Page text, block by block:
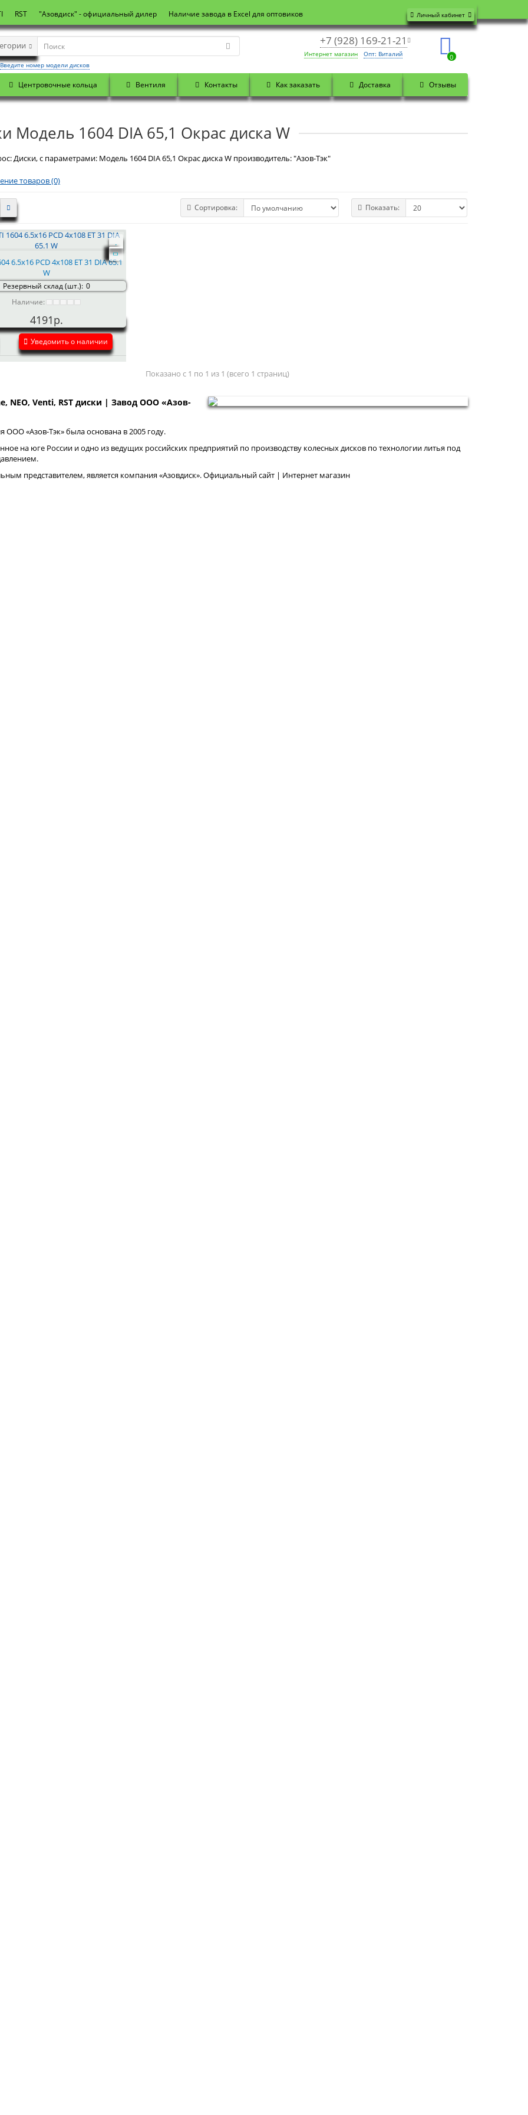
Личный кабинет
RST "Азовдиск" - официальный дилер Наличие завода в Excel для оптовиков
+7 (928) 169-21-21
Интернет магазин Опт: Виталий 0
Введите номер модели дисков
Центровочные кольца Вентиля Контакты Как заказать Доставка Отзывы
Модель 1604 DIA 65,1 Окрас диска W
Диски, с параметрами: Модель 1604 DIA 65,1 Окрас диска W производитель: "Азов-Тэк"
товаров (0)
Сортировка: Показать:
6.5x16 PCD 4x108 ET 31 DIA 65.1
W
Резервный склад (шт.): 0
Наличие:
4191р.
Уведомить о наличии
Показано с 1 по 1 из 1 (всего 1 страниц)
NEO, Venti, RST диски | Завод ООО «Азов-
ООО «Азов-Тэк» была основана в 2005 году.
на юге России и одно из ведущих российских предприятий по производству колесных дисков по технологии литья под
представителем, является компания «Азовдиск». Официальный сайт | Интернет магазин